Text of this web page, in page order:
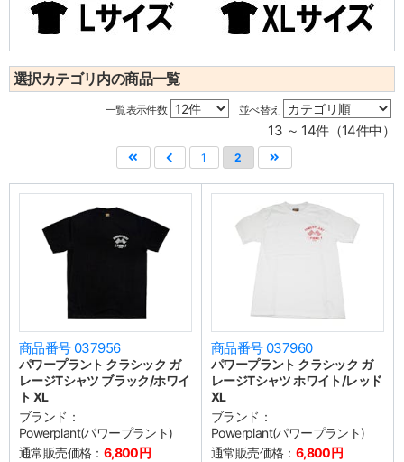
選択カテゴリ内の商品一覧
一覧表示件数 並べ替え
13 ～ 14件（14件中）
1 2
商品番号 037956
パワープラント クラシック ガ
レージTシャツ ブラック/ホワイ
ト XL
ブランド：
Powerplant(パワープラント)
通常販売価格： 6,800円
商品番号 037960
パワープラント クラシック ガ
レージTシャツ ホワイト/レッド
XL
ブランド：
Powerplant(パワープラント)
通常販売価格： 6,800円